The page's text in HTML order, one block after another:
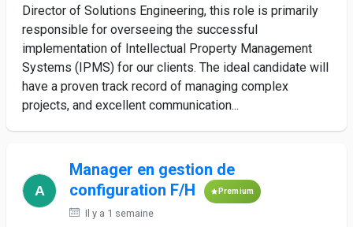
Director of Solutions Engineering, this role is primarily
responsible for overseeing the successful
implementation of Intellectual Property Management
Systems (IPMS) for our clients. The ideal candidate will
have a proven track record of managing complex
projects, and excellent communication...
Manager en gestion de
configuration F/H
Premium
Il y a 1 semaine